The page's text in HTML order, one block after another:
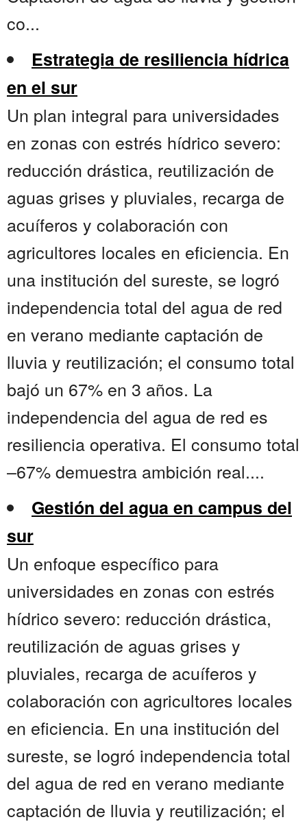
co...
Estrategia de resiliencia hídrica
en el sur
Un plan integral para universidades
en zonas con estrés hídrico severo:
reducción drástica, reutilización de
aguas grises y pluviales, recarga de
acuíferos y colaboración con
agricultores locales en eficiencia. En
una institución del sureste, se logró
independencia total del agua de red
en verano mediante captación de
lluvia y reutilización; el consumo total
bajó un 67% en 3 años. La
independencia del agua de red es
resiliencia operativa. El consumo total
–67% demuestra ambición real....
Gestión del agua en campus del
sur
Un enfoque específico para
universidades en zonas con estrés
hídrico severo: reducción drástica,
reutilización de aguas grises y
pluviales, recarga de acuíferos y
colaboración con agricultores locales
en eficiencia. En una institución del
sureste, se logró independencia total
del agua de red en verano mediante
captación de lluvia y reutilización; el